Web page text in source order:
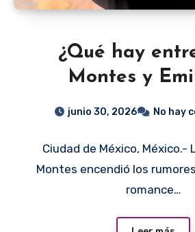
¿Qué hay
Montes y
Aguilar? Un
junio 30, 2026 No hay
Ciudad de México, México.-
Montes encendió los
romance…